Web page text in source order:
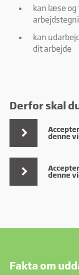
Marketing
Marketing
websites.
engagerende for
kan læse og
kan
dit arbejde
Derfor skal
denne
denne
Fakta om